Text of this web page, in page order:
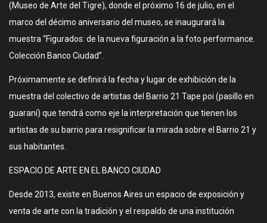
(Museo de Arte del Tigre), donde el próximo 16 de julio, en el
marco del décimo aniversario del museo, se inaugurará la
muestra “Figurados: de la nueva figuración a la foto performance.
Colección Banco Ciudad”.
Próximamente se definirá la fecha y lugar de exhibición de la
muestra del colectivo de artistas del Barrio 21 Tape poi (pasillo en
guaraní) que tendrá como eje la interpretación que tienen los
artistas de su barrio para resignificar la mirada sobre el Barrio 21 y
sus habitantes.
ESPACIO DE ARTE EN EL BANCO CIUDAD
Desde 2013, existe en Buenos Aires un espacio de exposición y
venta de arte con la tradición y el respaldo de una institución